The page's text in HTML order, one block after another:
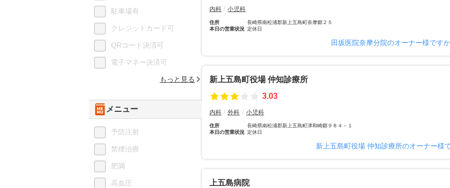
内科 小児科
住所
長崎県南松浦郡新上五島町奈摩郷２５
本日の営業状況 定休日
田坂医院奈摩分院のオーナー様です
新上五島町役場 仲知診療所
3.03
内科 外科 小児科
住所
長崎県南松浦郡新上五島町津和崎郷９８４－１
本日の営業状況 定休日
新上五島町役場 仲知診療所のオーナー様
上五島病院
駐車場有
クレジットカード可
QRコード決済可
電子マネー決済可
もっと見る
メニュー
予防注射
禁煙治療
肥満
高血圧